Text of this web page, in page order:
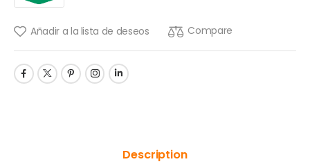
Añadir a la lista de deseos Compare
Description